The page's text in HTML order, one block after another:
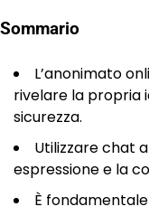
Sommario
L’anonimato
rivelare la propria
sicurezza.
Utilizzare chat
espressione e la
È